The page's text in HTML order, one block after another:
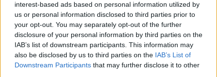
interest-based ads based on personal information utilized by
us or personal information disclosed to third parties prior to
your opt-out. You may separately opt-out of the further
disclosure of your personal information by third parties on the
IAB’s list of downstream participants. This information may
also be disclosed by us to third parties on the IAB’s List of
Downstream Participants that may further disclose it to other